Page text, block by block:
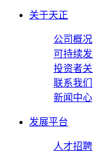
关于天正
公司概况
可持续
投资者
联系我们
新闻中心
发展平台
人才招聘